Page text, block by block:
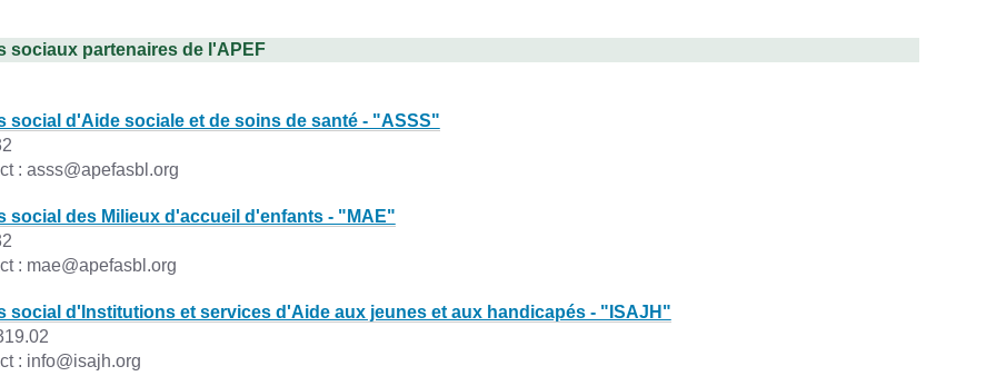
sociaux partenaires de l'APEF
social d'Aide sociale et de soins de santé - "ASSS"
: asss@apefasbl.org
social des Milieux d'accueil d'enfants - "MAE"
: mae@apefasbl.org
social d'Institutions et services d'Aide aux jeunes et aux handicapés - "ISAJH"
: info@isajh.org